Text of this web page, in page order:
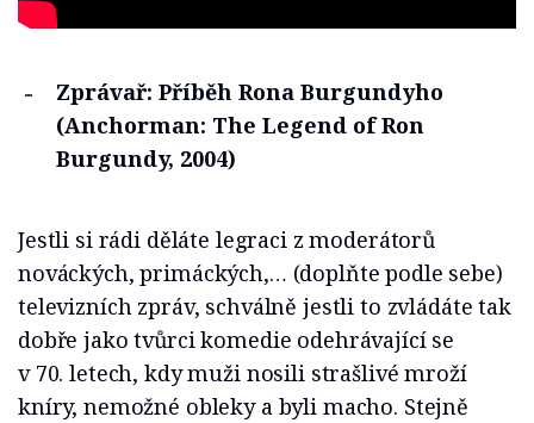
Zprávař: Příběh Rona Burgundyho
(Anchorman: The Legend of Ron
Burgundy, 2004)
Jestli si rádi děláte legraci z moderátorů
nováckých, primáckých,… (doplňte podle sebe)
televizních zpráv, schválně jestli to zvládáte tak
dobře jako tvůrci komedie odehrávající se
v 70. letech, kdy muži nosili strašlivé mroží
kníry, nemožné obleky a byli macho. Stejně